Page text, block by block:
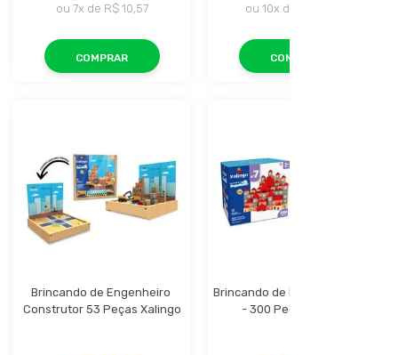
ou 7x de R$ 10,57
COMPRAR
ou 10x de
COMPRAR
Brincando de Engenheiro
Construtor 53 Peças Xalingo
Brincando de Engenheiro N° 7
- 300 Peças Xalingo